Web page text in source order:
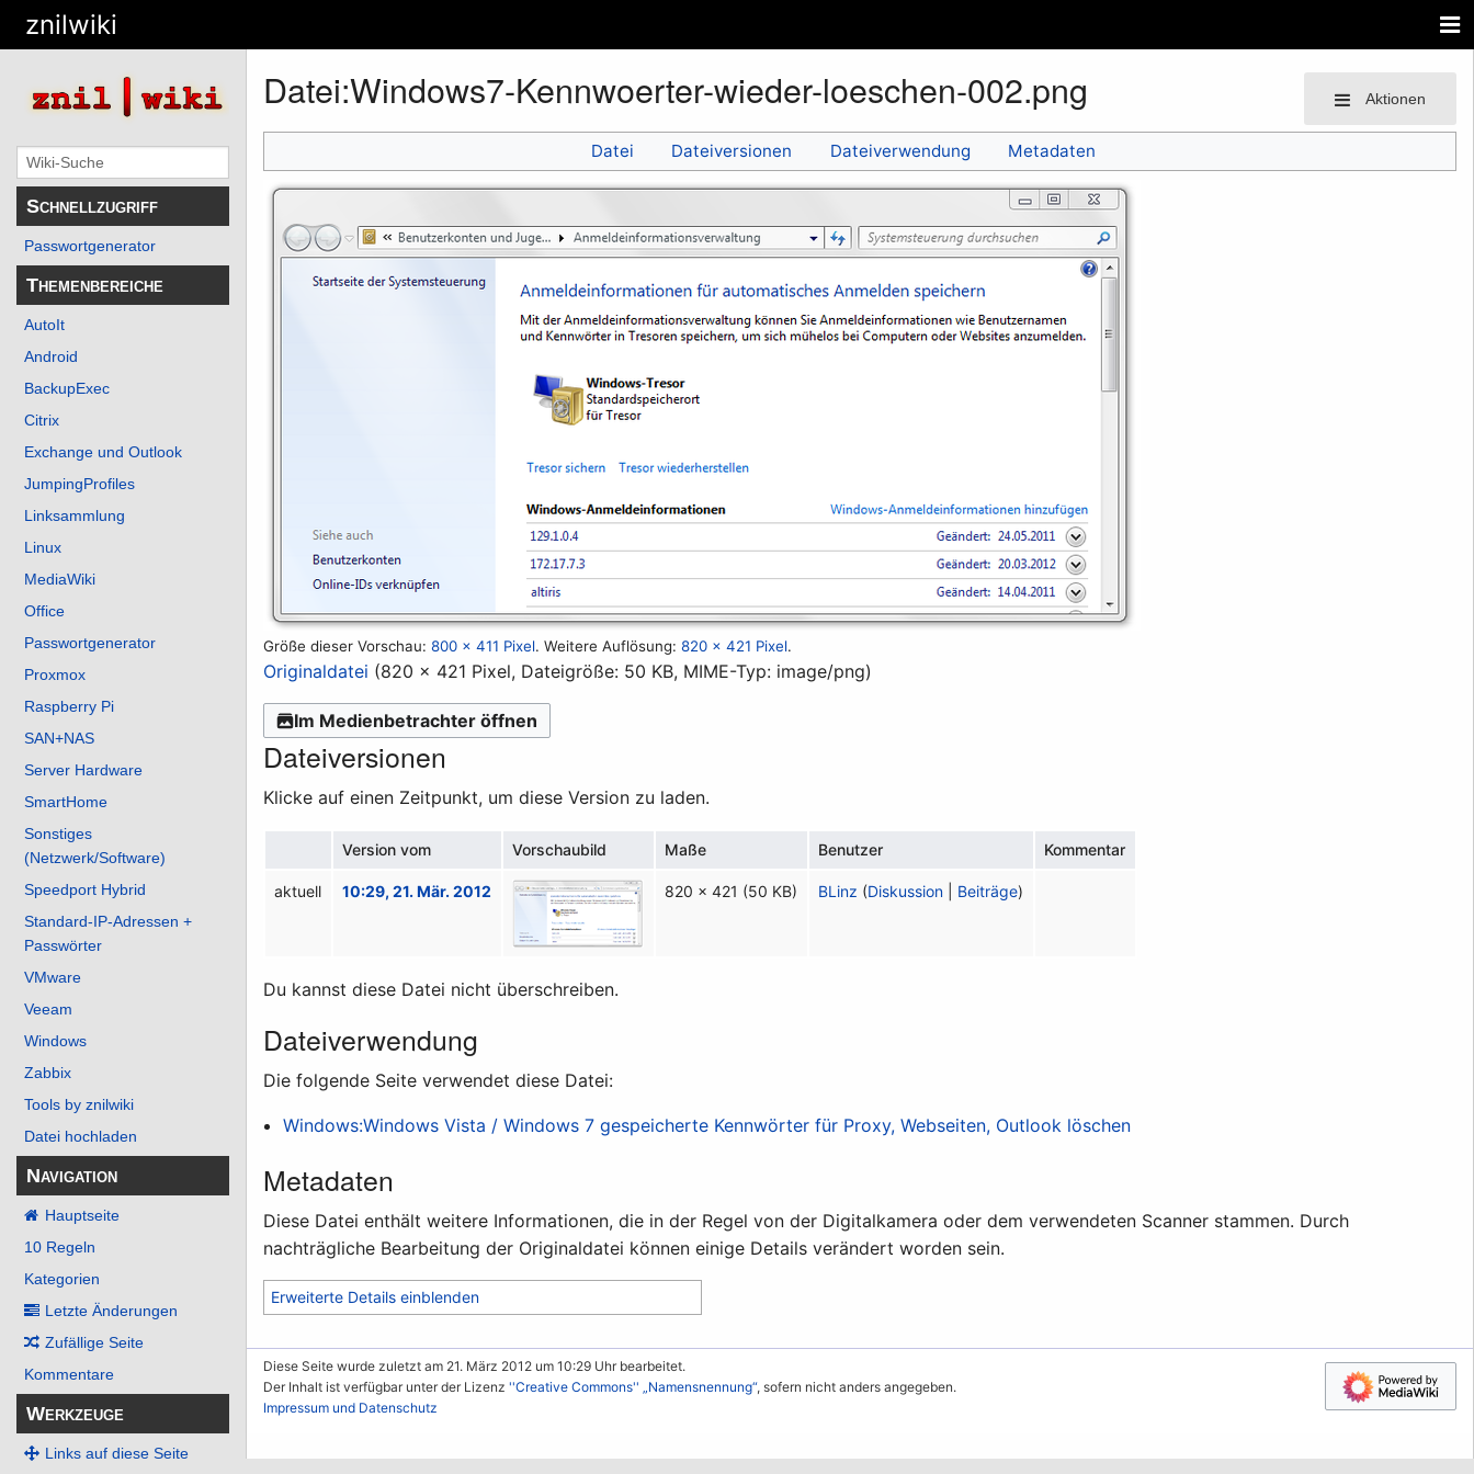
znilwiki
Schnellzugriff
Passwortgenerator
Themenbereiche
AutoIt
Android
BackupExec
Citrix
Exchange und Outlook
JumpingProfiles
Linksammlung
Linux
MediaWiki
Office
Passwortgenerator
Proxmox
Raspberry Pi
SAN+NAS
Server Hardware
SmartHome
Sonstiges
(Netzwerk/Software)
Speedport Hybrid
Standard-IP-Adressen +
Passwörter
VMware
Veeam
Windows
Zabbix
Tools by znilwiki
Datei hochladen
Navigation
Hauptseite
10 Regeln
Kategorien
Letzte Änderungen
Zufällige Seite
Kommentare
Werkzeuge
Links auf diese Seite
Aktionen
Datei:Windows7-Kennwoerter-wieder-loeschen-002.png
Datei Dateiversionen Dateiverwendung Metadaten
Größe dieser Vorschau:800 × 411 Pixel.Weitere Auflösung:820 × 421 Pixel.
Originaldatei (820 × 421 Pixel, Dateigröße: 50 KB, MIME-Typ: image/png)
Im Medienbetrachter öffnen
Dateiversionen
Klicke auf einen Zeitpunkt, um diese Version zu laden.
Version vom Vorschaubild Maße Benutzer Kommentar
aktuell 10:29, 21. Mär. 2012 820 × 421 (50 KB) BLinz (Diskussion Beiträge)
Du kannst diese Datei nicht überschreiben.
Dateiverwendung
Die folgende Seite verwendet diese Datei:
Windows:Windows Vista / Windows 7 gespeicherte Kennwörter für Proxy, Webseiten, Outlook löschen
Metadaten
Diese Datei enthält weitere Informationen, die in der Regel von der Digitalkamera oder dem verwendeten Scanner stammen. Durch
nachträgliche Bearbeitung der Originaldatei können einige Details verändert worden sein.
Erweiterte Details einblenden
Diese Seite wurde zuletzt am 21. März 2012 um 10:29 Uhr bearbeitet.
Der Inhalt ist verfügbar unter der Lizenz''Creative Commons'' „Namensnennung“, sofern nicht anders angegeben.
Impressum und Datenschutz